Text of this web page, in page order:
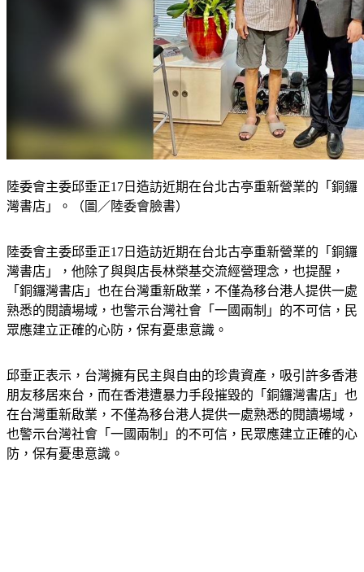
陸委會主委邱垂正17日造訪近期在台北古亭重新營業的「銅鑼
灣書店」。（圖／陸委會臉書）
陸委會主委邱垂正17日造訪近期在台北古亭重新營業的「銅鑼
灣書店」，他除了與與店長林榮基交流經營理念，也提醒，
「銅鑼灣書店」也在台灣重新啟業，不僅為移台港人提供一處
熟悉的閱讀場域，也警示台灣社會「一國兩制」的不可信，民
眾應建立正確的心防，保有憂患意識。
邱垂正表示，台灣擁有民主與自由的珍貴資產，吸引許多香港
朋友移居來台，而在香港遭暴力手段摧毀的「銅鑼灣書店」也
在台灣重新啟業，不僅為移台港人提供一處熟悉的閱讀場域，
也警示台灣社會「一國兩制」的不可信，民眾應建立正確的心
防，保有憂患意識。